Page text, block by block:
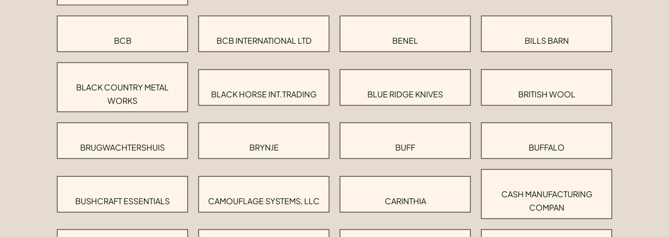
BCB BCB INTERNATIONAL LTD BENEL BILLS BARN
BLACK COUNTRY METAL
WORKS
BLACK HORSE INT.TRADING BLUE RIDGE KNIVES BRITISH WOOL
BRUGWACHTERSHUIS BRYNJE BUFF BUFFALO
BUSHCRAFT ESSENTIALS CAMOUFLAGE SYSTEMS, LLC CARINTHIA
CASH MANUFACTURING
COMPAN